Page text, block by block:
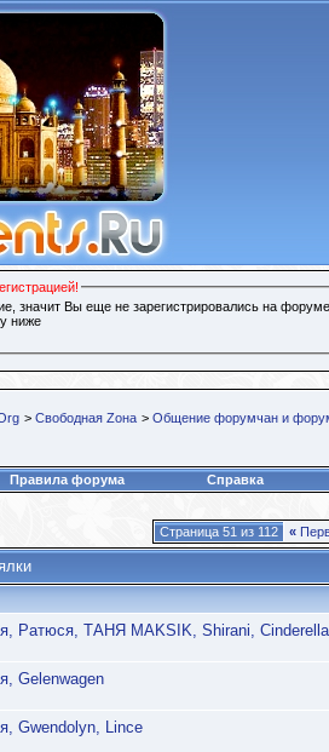
значит Вы еще не зарегистрировались на
ниже
> Свободная Zона > Общение форумчан и
Правила форума Справка
Страница 51 из 112 «
Ратюся, ТАНЯ MAKSIK, Shirani, Cinderella
Gelenwagen
Gwendolyn, Lince